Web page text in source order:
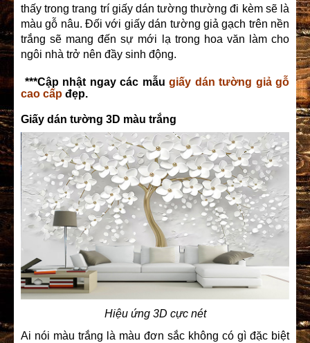
thấy trong trang trí giấy dán tường thường đi kèm sẽ là
màu gỗ nâu. Đối với giấy dán tường giả gạch trên nền
trắng sẽ mang đến sự mới lạ trong hoa văn làm cho
ngôi nhà trở nên đầy sinh động.
***Cập nhật ngay các mẫu giấy dán tường giả gỗ
cao cấp đẹp.
Giấy dán tường 3D màu trắng
Hiệu ứng 3D cực nét
Ai nói màu trắng là màu đơn sắc không có gì đặc biệt